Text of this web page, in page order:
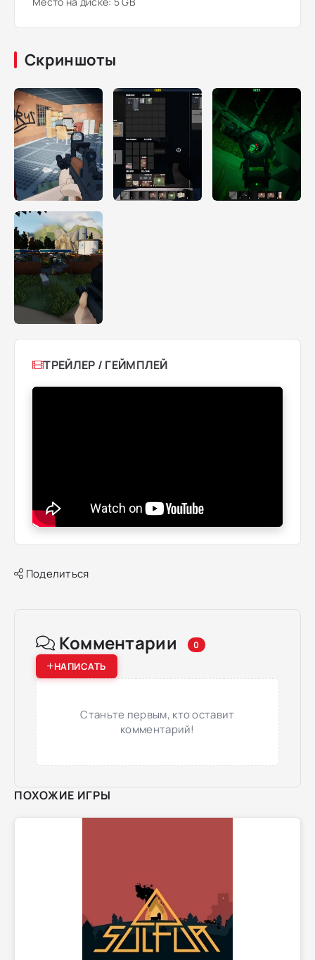
Скриншоты
ТРЕЙЛЕР / ГЕЙМПЛЕЙ
Поделиться
Комментарии 0
НАПИСАТЬ
Станьте первым, кто оставит
комментарий!
ПОХОЖИЕ ИГРЫ